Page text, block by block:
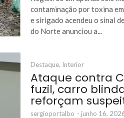
contaminação por toxina
e sirigado acendeu o sinal
do Norte anunciou a...
Destaque, Interior
Ataque contra
fuzil, carro
reforçam
sergioportalbo - junho 16,